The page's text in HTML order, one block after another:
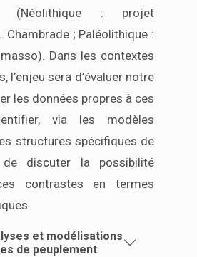
(Néolithique : projet
Chambrade ; Paléolithique :
Dans les contextes
l’enjeu sera d’évaluer notre
les données propres à ces
via les modèles
structures spécifiques de
discuter la possibilité
contrastes en termes
et modélisations
de peuplement